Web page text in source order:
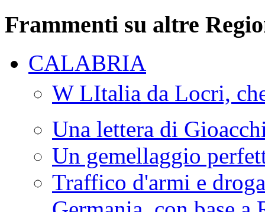
Frammenti su altre
CALABRIA
W LItalia da Locri,
Una lettera di
Un gemellaggio
Traffico d'armi e